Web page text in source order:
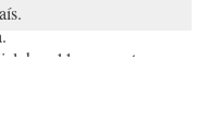
hay 11 casos y tres